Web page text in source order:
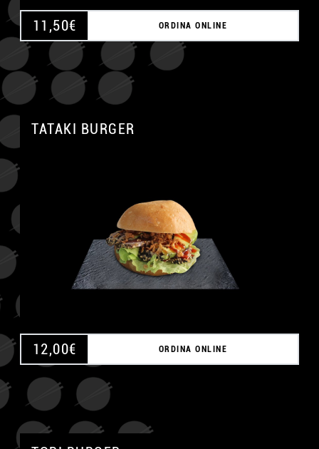
11,50€ ORDINA ONLINE
TATAKI BURGER
12,00€ ORDINA ONLINE